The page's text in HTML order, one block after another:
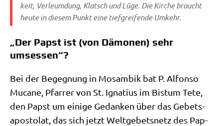
keit, Ver­leum­dung, Klatsch und Lüge. Die Kir­che braucht
heu­te in die­sem Punkt eine tief­grei­fen­de Umkehr.
„Der Papst ist (von Dämonen) sehr
umsessen“?
Bei der Begeg­nung in Mosam­bik bat P. Alfon­so
Muca­ne, Pfar­rer von St. Igna­ti­us im Bis­tum Tete,
den Papst um eini­ge Gedan­ken über das Gebets­
apo­sto­lat, das sich jetzt Welt­ge­bets­netz des Pap­